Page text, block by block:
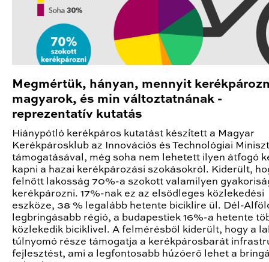
Megmértük, hányan, mennyit
magyarok, és min változtatnának -
reprezentatív kutatás
Hiánypótló kerékpáros kutatást készített a Magyar
Kerékpárosklub az Innovációs és Technológiai
támogatásával, még soha nem lehetett ilyen átfogó
kapni a hazai kerékpározási szokásokról. Kiderült,
felnőtt lakosság 70%-a szokott valamilyen
kerékpározni. 17%-nak ez az elsődleges közlekedési
eszköze, 38 % legalább hetente biciklire ül. Dél-
legbringásabb régió, a budapestiek 16%-a hetente
közlekedik biciklivel. A felmérésből kiderült, hogy a
túlnyomó része támogatja a kerékpárosbarát
fejlesztést, ami a legfontosabb húzóerő lehet a